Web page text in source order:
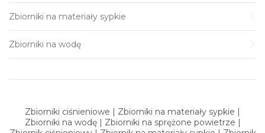
Zbiorniki na materiały sypkie
Zbiorniki na wodę
Zbiorniki ciśnieniowe | Zbiorniki na materiały sypkie |
Zbiorniki na wodę | Zbiorniki na sprężone powietrze |